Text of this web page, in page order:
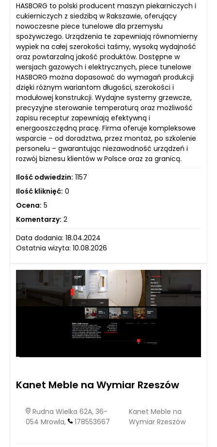
HASBORG to polski producent maszyn piekarniczych i
cukierniczych z siedzibą w Rakszawie, oferujący
nowoczesne piece tunelowe dla przemysłu
spożywczego. Urządzenia te zapewniają równomierny
wypiek na całej szerokości taśmy, wysoką wydajność
oraz powtarzalną jakość produktów. Dostępne w
wersjach gazowych i elektrycznych, piece tunelowe
HASBORG można dopasować do wymagań produkcji
dzięki różnym wariantom długości, szerokości i
modułowej konstrukcji. Wydajne systemy grzewcze,
precyzyjne sterowanie temperaturą oraz możliwość
zapisu receptur zapewniają efektywną i
energooszczędną pracę. Firma oferuje kompleksowe
wsparcie – od doradztwa, przez montaż, po szkolenie
personelu – gwarantując niezawodność urządzeń i
rozwój biznesu klientów w Polsce oraz za granicą.
Ilość odwiedzin: 1157
Ilość kliknięć: 0
Ocena: 5
Komentarzy: 2
Data dodania: 18.04.2024
Ostatnia wizyta: 10.08.2026
Kanet Meble na Wymiar Rzeszów
Rudna Wielka 62A, 36-
054 Mrowla,
178553667
Kanet Meble na
Wymiar Rzeszów